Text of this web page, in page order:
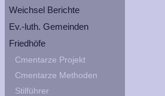
Weichsel Berichte
Ev.-luth. Gemeinden
Friedhöfe
Cmentarze Projekt
Cmentarze Methoden
Stilführer